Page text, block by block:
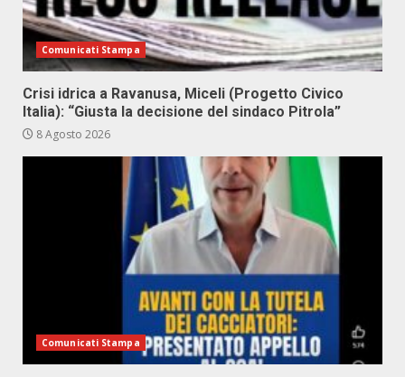
Comunicati Stampa
Crisi idrica a Ravanusa, Miceli (Progetto Civico
Italia): “Giusta la decisione del sindaco Pitrola”
8 Agosto 2026
Comunicati Stampa